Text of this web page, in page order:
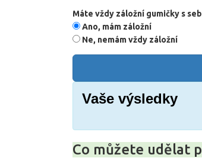
Máte vždy záložní gumičky s
Ano, mám záložní
Ne, nemám vždy záložní
Vaše výsledky
Co můžete udělat